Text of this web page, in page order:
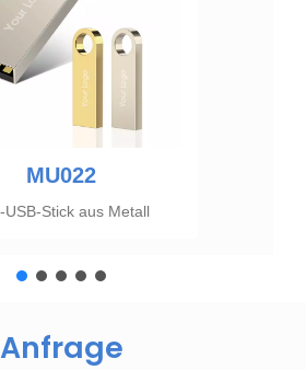
MU218
USB-Flash-Laufwerk
Anfrage